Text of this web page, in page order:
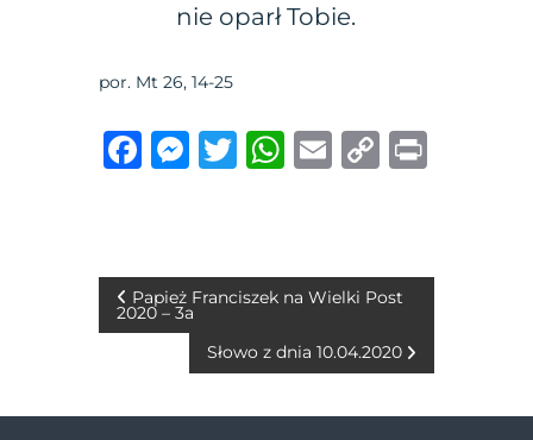
nie oparł Tobie.
por. Mt 26, 14-25
F
b
o
k
M
n
g
er
T
r
W
A
p
p
E
C
Li
n
k
N
w
Papież Franciszek na Wielki Post
2020 – 3a
Słowo z dnia 10.04.2020